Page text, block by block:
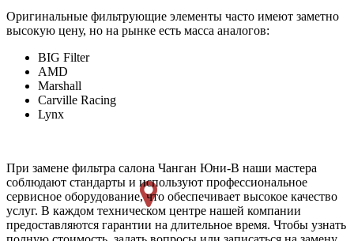
Оригинальные фильтрующие элементы часто имеют заметно
высокую цену, но на рынке есть масса аналогов:
BIG Filter
AMD
Marshall
Carville Racing
Lynx
При замене фильтра салона Чанган Юни-В наши мастера
соблюдают стандарты и используют профессиональное
сервисное оборудование, что обеспечивает высокое качество
услуг. В каждом техническом центре нашей компании
предоставляются гарантии на длительное время. Чтобы узнать